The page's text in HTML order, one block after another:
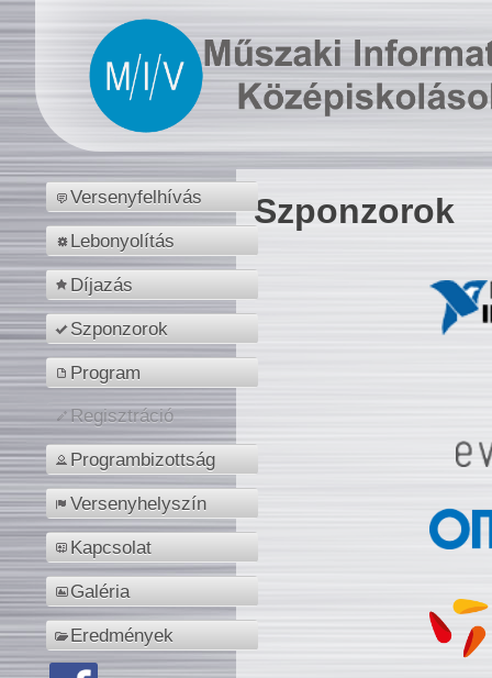
Versenyfelhívás
Lebonyolítás
Díjazás
Szponzorok
Program
Regisztráció
Programbizottság
Versenyhelyszín
Kapcsolat
Galéria
Eredmények
Szponzorok